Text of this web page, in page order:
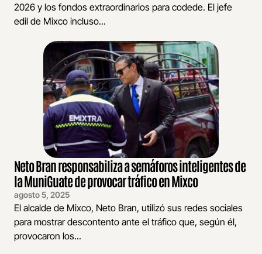
2026 y los fondos extraordinarios para codede. El jefe
edil de Mixco incluso...
Neto Bran responsabiliza a semáforos inteligentes de
la MuniGuate de provocar tráfico en Mixco
agosto 5, 2025
El alcalde de Mixco, Neto Bran, utilizó sus redes sociales
para mostrar descontento ante el tráfico que, según él,
provocaron los...